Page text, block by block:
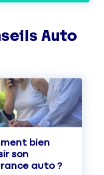
Auto
bien
son
auto ?